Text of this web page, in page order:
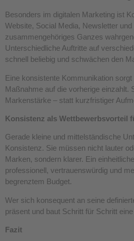
Besonders im digitalen Marketing ist
Website, Social Media, Newsletter
zusammengehöriges Ganzes
Unterschiedliche Auftritte auf
schnell beliebig und schwächen den
Eine konsistente Kommunikation
Maßnahme auf die vorherige einzahlt.
Markenstärke – statt kurzfristiger
Konsistenz als Wettbewerbsvorteil
Gerade kleine und mittelständische
Konsistenz. Sie müssen nicht lauter
Marken, sondern klarer. Ein
professionell, vertrauenswürdig und
begrenztem Budget.
Wer sich konsequent an seine
präsent und baut Schritt für Schritt
Fazit